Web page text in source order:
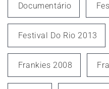
Documentário
Festival Do Rio 2013
Frankies 2008